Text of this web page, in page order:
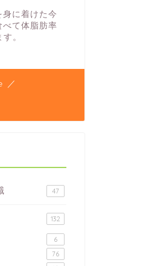
に着けた今
べて体脂肪率
。
／
47
132
6
76